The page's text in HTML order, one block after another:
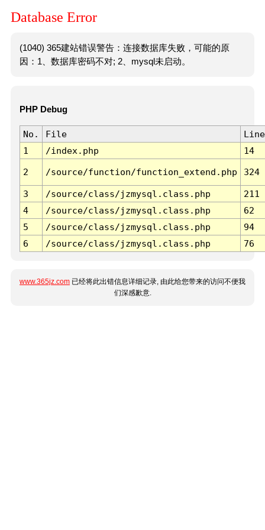
Database Error
(1040) 365建站错误警告：连接数据库失败，可能的原
因：1、数据库密码不对; 2、mysql未启动。
PHP Debug
No. File
Line
1
/index.php 14
2 /source/function/function_extend.php 324
3 /source/class/jzmysql.class.php
211
4
/source/class/jzmysql.class.php
62
5
/source/class/jzmysql.class.php
94
6
/source/class/jzmysql.class.php 76
www.365jz.com 已经将此出错信息详细记录, 由此给您带来的访问不便我
们深感歉意.